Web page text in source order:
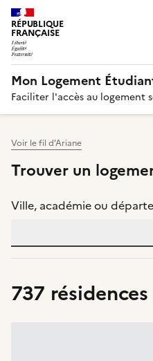
RÉPUBLIQUE
FRANÇAISE
Mon Logement
Faciliter l'accès au logement
Voir le fil d’Ariane
Trouver un
Ville, académie ou
737 résidences